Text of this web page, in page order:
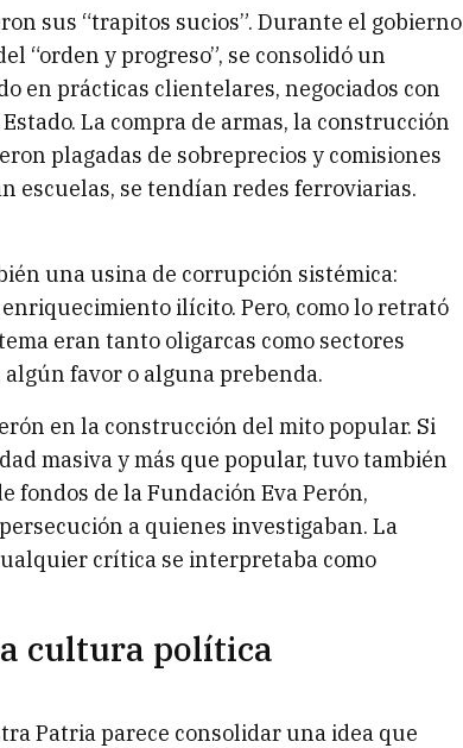
sus “trapitos sucios”. Durante el gobierno
“orden y progreso”, se consolidó un
en prácticas clientelares, negociados con
La compra de armas, la construcción
plagadas de sobreprecios y comisiones
escuelas, se tendían redes ferroviarias.
una usina de corrupción sistémica:
ilícito. Pero, como lo retrató
eran tanto oligarcas como sectores
favor o alguna prebenda.
en la construcción del mito popular. Si
masiva y más que popular, tuvo también
fondos de la Fundación Eva Perón,
a quienes investigaban. La
crítica se interpretaba como
cultura política
Patria parece consolidar una idea que